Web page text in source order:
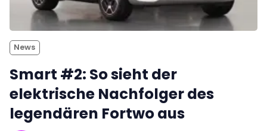
News
Smart #2: So sieht der
elektrische Nachfolger des
legendären Fortwo aus